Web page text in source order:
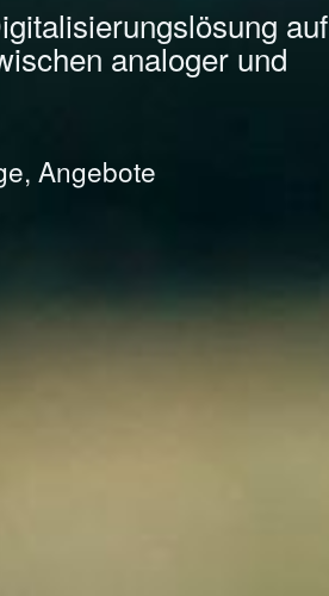
auf
analoger und
Angebote